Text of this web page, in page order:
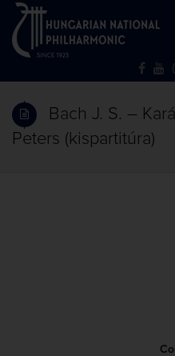
Bach J. S. –
Peters (kispartitúra)